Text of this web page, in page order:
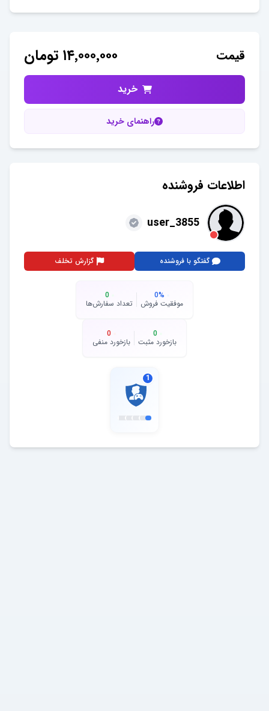
قیمت ۱۴٬۰۰۰٬۰۰۰ تومان
خرید
راهنمای خرید
اطلاعات فروشنده
user_3855
گفتگو با فروشنده گزارش تخلف
0%
موفقیت فروش
0
تعداد سفارش‌ها
0
بازخورد مثبت
0
بازخورد منفی
1